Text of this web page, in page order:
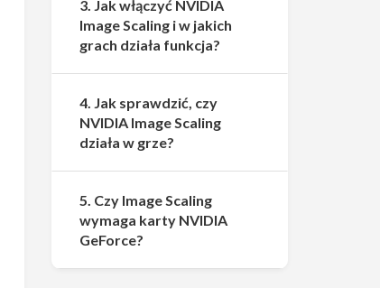
3. Jak włączyć NVIDIA
Image Scaling i w jakich
grach działa funkcja?
4. Jak sprawdzić, czy
NVIDIA Image Scaling
działa w grze?
5. Czy Image Scaling
wymaga karty NVIDIA
GeForce?